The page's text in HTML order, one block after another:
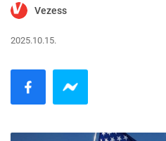
Vezess
2025.10.15.